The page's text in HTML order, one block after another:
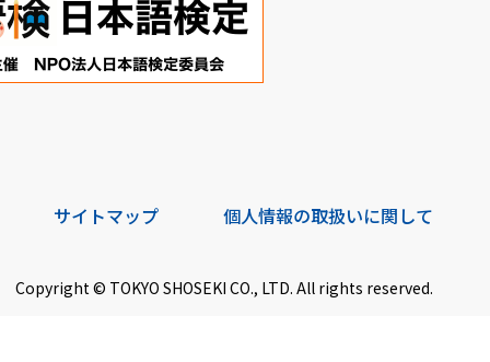
サイトマップ 個人情報の取扱いに関して
Copyright © TOKYO SHOSEKI CO., LTD. All rights reserved.